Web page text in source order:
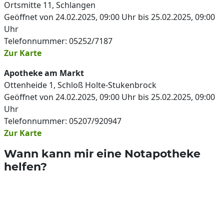
Ortsmitte 11, Schlangen
Geöffnet von 24.02.2025, 09:00 Uhr bis 25.02.2025, 09:00
Uhr
Telefonnummer: 05252/7187
Zur Karte
Apotheke am Markt
Ottenheide 1, Schloß Holte-Stukenbrock
Geöffnet von 24.02.2025, 09:00 Uhr bis 25.02.2025, 09:00
Uhr
Telefonnummer: 05207/920947
Zur Karte
Wann kann mir eine Notapotheke
helfen?